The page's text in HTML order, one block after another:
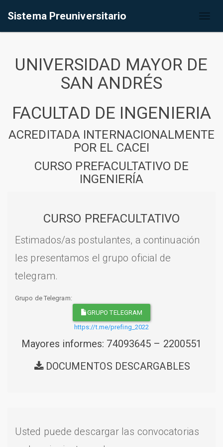
Sistema Preuniversitario
UNIVERSIDAD MAYOR DE
SAN ANDRÉS
FACULTAD DE INGENIERIA
ACREDITADA INTERNACIONALMENTE
POR EL CACEI
CURSO PREFACULTATIVO DE
INGENIERÍA
CURSO PREFACULTATIVO
Estimados/as postulantes, a continuación
les presentamos el grupo oficial de
telegram.
Grupo de Telegram:
GRUPO TELEGRAM
https://t.me/prefing_2022
Mayores informes: 74093645 – 2200551
DOCUMENTOS DESCARGABLES
Usted puede descargar las convocatorias